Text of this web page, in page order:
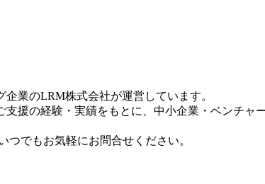
業のLRM株式会社が運営しています。
援の経験・実績をもとに、中小企業・ベンチャ
でもお気軽にお問合せください。